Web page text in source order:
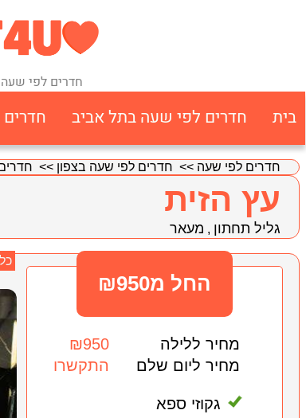
חדרים לפי שעה
בית חדרים לפי שעה בתל אביב
חדרים לפי שעה >> חדרים לפי שעה בצפון >>
עץ הזית
גליל תחתון , מעאר
החל מ₪950
מחיר ללילה
₪950
מחיר ליום שלם
התקשרו
גקוזי ספא